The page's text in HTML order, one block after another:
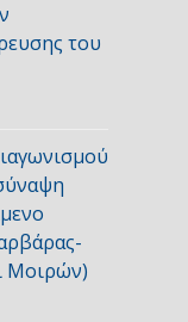
του
Μοιρών)